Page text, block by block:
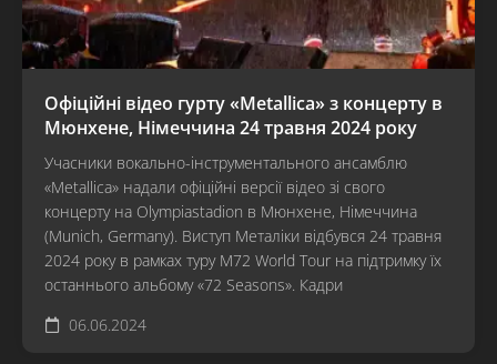
Офіційні відео гурту «Metallica» з концерту в
Мюнхене, Німеччина 24 травня 2024 року
Учасники вокально-інструментального ансамблю
«Metallica» надали офіційні версії відео зі свого
концерту на Olympiastadion в Мюнхене, Німеччина
(Munich, Germany). Виступ Металіки відбувся 24 травня
2024 року в рамках туру M72 World Tour на підтримку їх
останнього альбому «72 Seasons». Кадри
06.06.2024